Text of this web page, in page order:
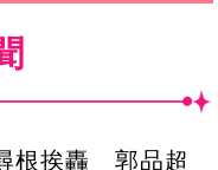
根挨轟 郭品超